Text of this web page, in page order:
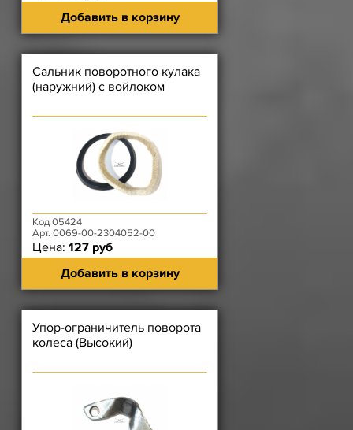
Добавить в корзину
Сальник поворотного кулака
(наружний) с войлоком
Код 05424
Арт. 0069-00-2304052-00
Цена: 127 руб
Добавить в корзину
Упор-ограничитель поворота
колеса (Высокий)